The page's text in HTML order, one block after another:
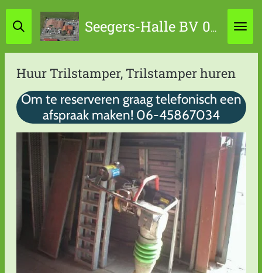
Ga
direct
naar
hoofdinhoud
Seegers-Halle BV 0314-631798 / 06-45867034
Huur Trilstamper, Trilstamper huren
Om te reserveren graag telefonisch een
afspraak maken! 06-45867034